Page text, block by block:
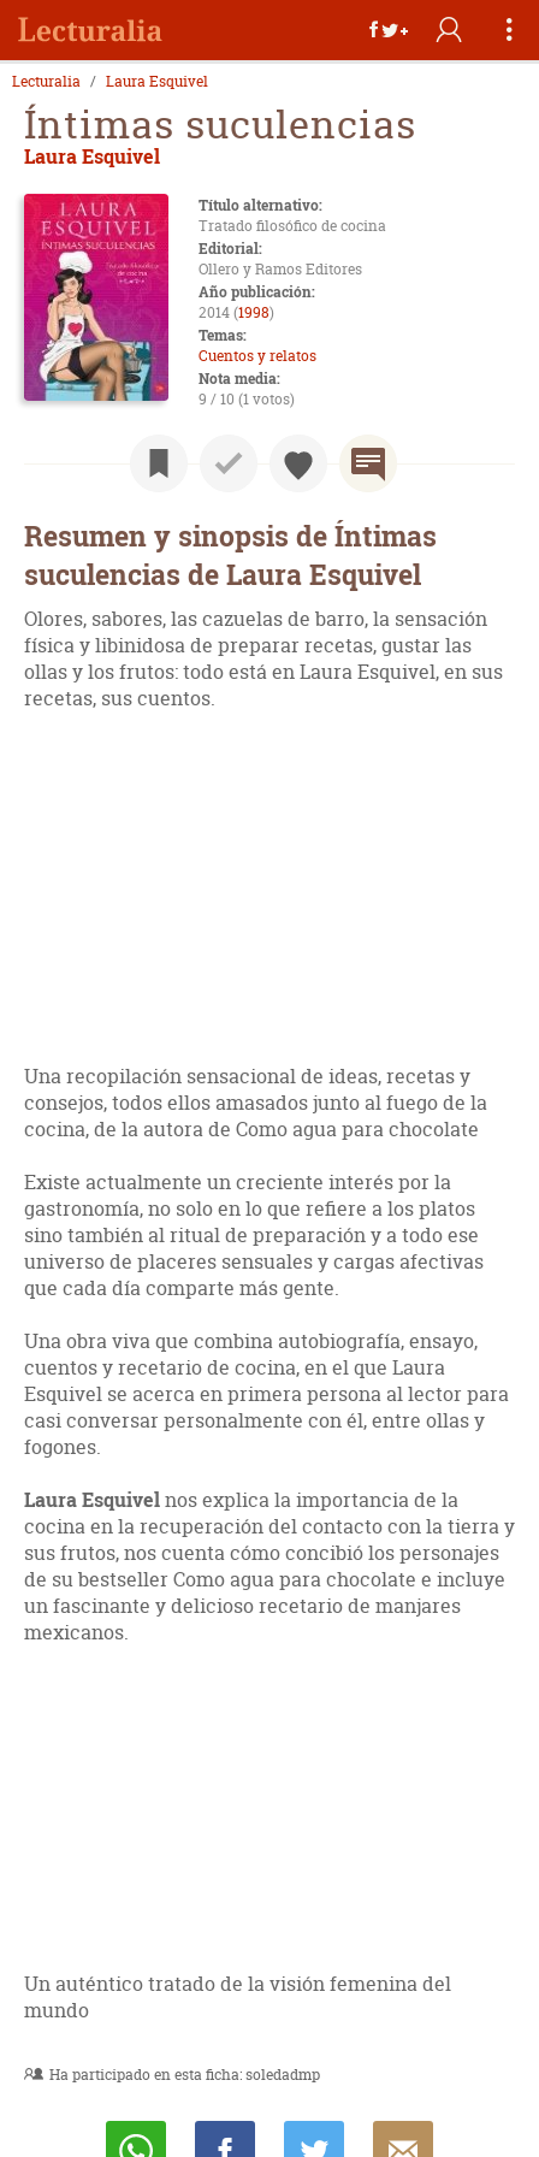
Lecturalia Laura Esquivel
Íntimas suculencias
Laura Esquivel
Título alternativo:
Tratado filosófico de cocina
Editorial:
Ollero y Ramos Editores
Año publicación:
2014 (1998)
Temas:
Cuentos y relatos
Nota media:
9 / 10 (1 votos)
Resumen y sinopsis de Íntimas
suculencias de Laura Esquivel
Olores, sabores, las cazuelas de barro, la sensación
física y libinidosa de preparar recetas, gustar las
ollas y los frutos: todo está en Laura Esquivel, en sus
recetas, sus cuentos.
Una recopilación sensacional de ideas, recetas y
consejos, todos ellos amasados junto al fuego de la
cocina, de la autora de Como agua para chocolate
Existe actualmente un creciente interés por la
gastronomía, no solo en lo que refiere a los platos
sino también al ritual de preparación y a todo ese
universo de placeres sensuales y cargas afectivas
que cada día comparte más gente.
Una obra viva que combina autobiografía, ensayo,
cuentos y recetario de cocina, en el que Laura
Esquivel se acerca en primera persona al lector para
casi conversar personalmente con él, entre ollas y
fogones.
Laura Esquivelnos explica la importancia de la
cocina en la recuperación del contacto con la tierra y
sus frutos, nos cuenta cómo concibió los personajes
de su bestseller Como agua para chocolate e incluye
un fascinante y delicioso recetario de manjares
mexicanos.
Un auténtico tratado de la visión femenina del
mundo
Ha participado en esta ficha:soledadmp